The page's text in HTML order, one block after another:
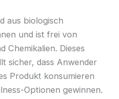
aus biologisch
und ist frei von
Chemikalien. Dieses
sicher, dass Anwender
Produkt konsumieren
Optionen gewinnen.